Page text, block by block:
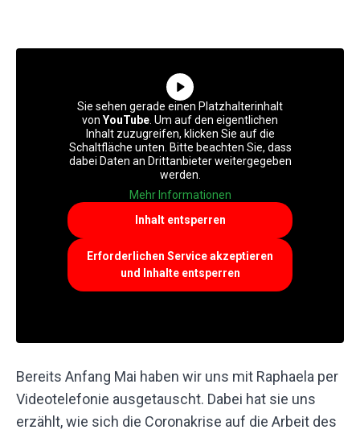
Sie sehen gerade einen Platzhalterinhalt
von YouTube . Um auf den eigentlichen
Inhalt zuzugreifen, klicken Sie auf die
Schaltfläche unten. Bitte beachten Sie, dass
dabei Daten an Drittanbieter weitergegeben
werden.
Mehr Informationen
Inhalt entsperren
Erforderlichen Service akzeptieren
und Inhalte entsperren
Bereits Anfang Mai haben wir uns mit Raphaela per
Videotelefonie ausgetauscht. Dabei hat sie uns
erzählt, wie sich die Coronakrise auf die Arbeit des